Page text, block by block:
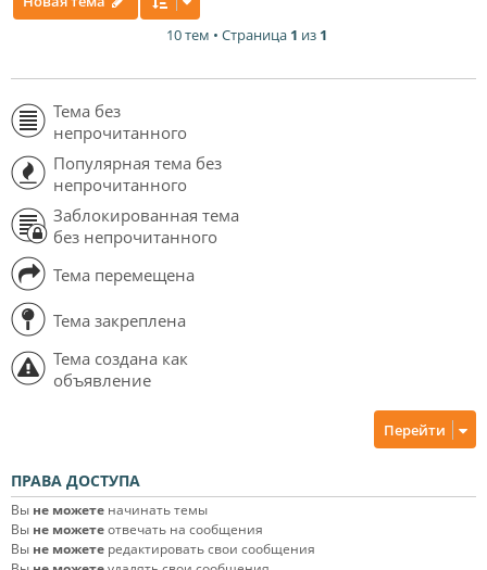
10 тем • Страница 1 из 1
Тема без
непрочитанного
Популярная тема без
непрочитанного
Заблокированная тема
без непрочитанного
Тема перемещена
Тема закреплена
Тема создана как
объявление
Перейти
ПРАВА ДОСТУПА
Вы не можете начинать темы
Вы не можетеотвечать на сообщения
Вы не можете редактировать свои сообщения